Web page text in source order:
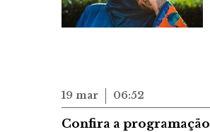
19 mar 06:52
Confira a